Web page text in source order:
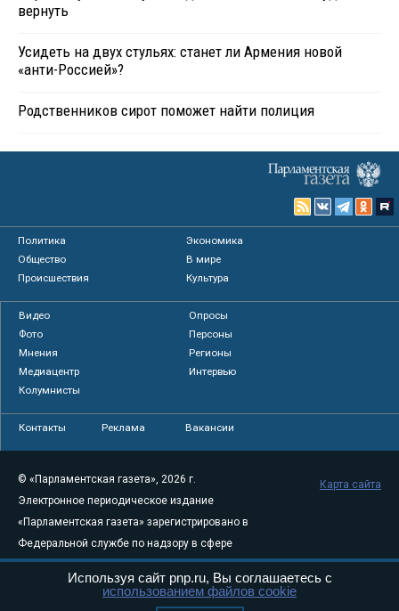
вернуть
Усидеть на двух стульях: станет ли Армения новой
«анти-Россией»?
Родственников сирот поможет найти полиция
Политика
Экономика
Общество
В мире
Происшествия
Культура
Видео
Опросы
Фото
Персоны
Мнения
Регионы
Медиацентр
Интервью
Колумнисты
Контакты Реклама Вакансии
© «Парламентская газета», 2026 г.
Электронное периодическое издание
«Парламентская газета» зарегистрировано в
Федеральной службе по надзору в сфере
связи, информационных технологий и
массовых коммуникаций (Роскомнадзор) 05
Карта сайта
Используя сайт pnp.ru, Вы соглашаетесь с
использованием файлов cookie